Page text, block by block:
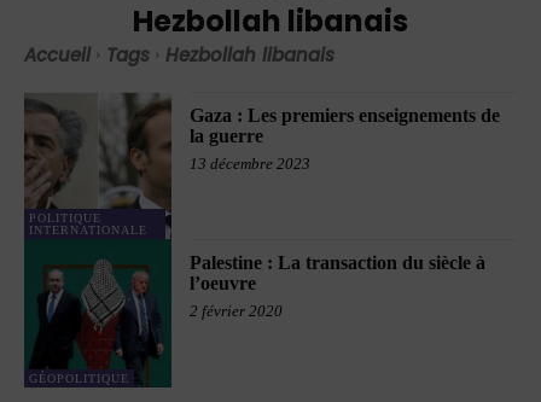
Hezbollah libanais
Accueil Tags Hezbollah libanais
POLITIQUE
INTERNATIONALE
Gaza : Les premiers enseignements de
la guerre
13 décembre 2023
GÉOPOLITIQUE
Palestine : La transaction du siècle à
l’oeuvre
2 février 2020